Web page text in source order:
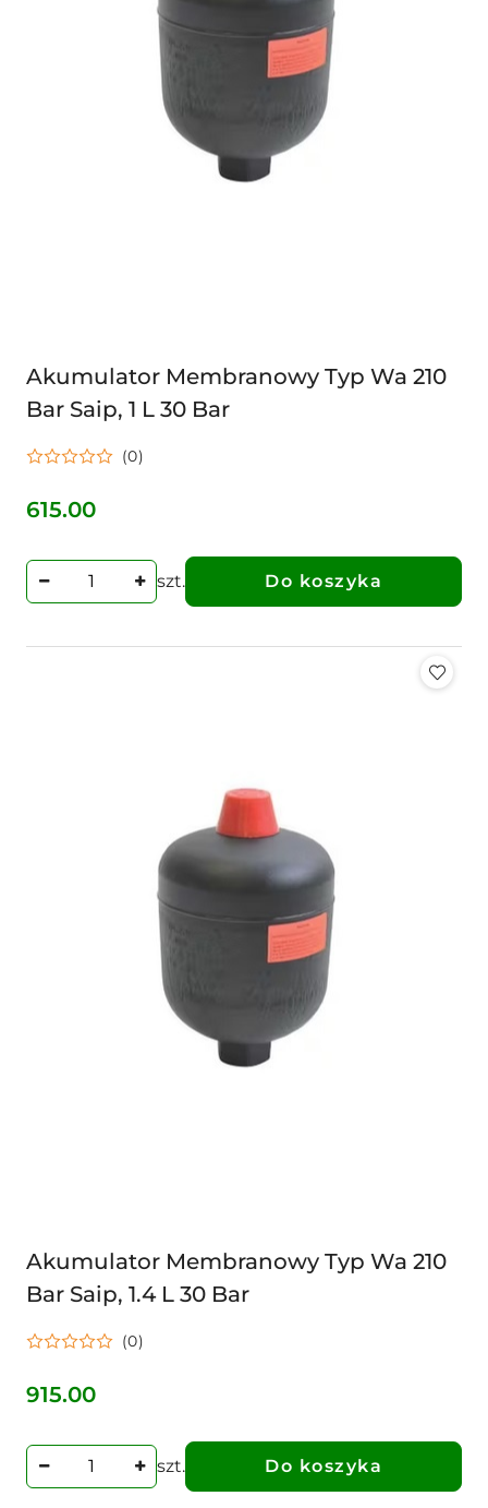
Akumulator Membranowy Typ Wa 210
Bar Saip, 1 L 30 Bar
(0)
Cena:
615.00
szt. Do koszyka
Akumulator Membranowy Typ Wa 210
Bar Saip, 1.4 L 30 Bar
(0)
Cena:
915.00
szt. Do koszyka